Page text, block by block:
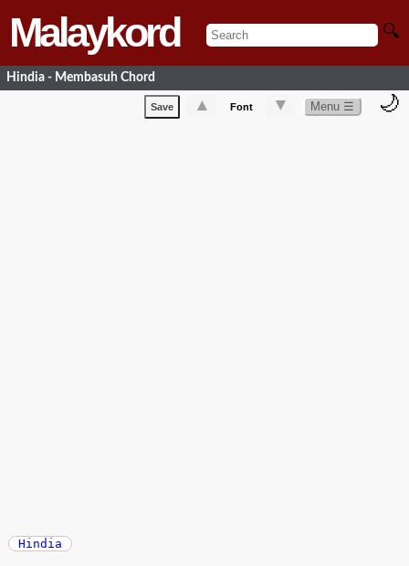
Malaykord 🔍
Hindia - Membasuh Chord
Save ▲ Font ▼ Menu ☰ 🌙
Hindia